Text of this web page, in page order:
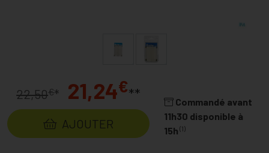
22,50€* 21,24€**
AJOUTER
Commandé avant
11h30 disponible à
15h (1)